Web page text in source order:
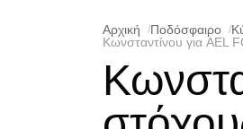
Αρχική Ποδόσφαιρο
Κωνσταντίνου για AEL